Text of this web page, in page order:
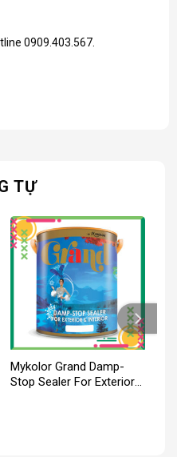
0909.403.567.
TỰ
Mykolor Grand Damp-
Stop Sealer For Exterior